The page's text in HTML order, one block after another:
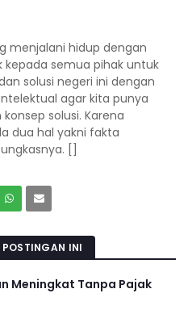
menjalani hidup dengan
kepada semua pihak untuk
solusi negeri ini dengan
agar kita punya
solusi. Karena
dua hal yakni fakta
[]
INI
Meningkat Tanpa Pajak